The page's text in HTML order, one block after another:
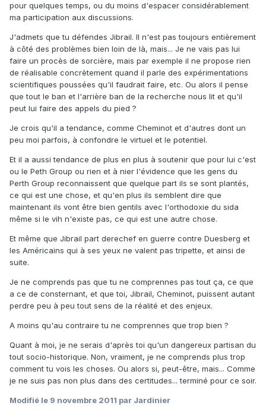
pour quelques temps, ou du moins d'espacer considérablement
ma participation aux discussions.
J'admets que tu défendes Jibrail. Il n'est pas toujours entièrement
à côté des problèmes bien loin de là, mais... Je ne vais pas lui
faire un procès de sorcière, mais par exemple il ne propose rien
de réalisable concrètement quand il parle des expérimentations
scientifiques poussées qu'il faudrait faire, etc. Ou alors il pense
que tout le ban et l'arrière ban de la recherche nous lit et qu'il
peut lui faire des appels du pied ?
Je crois qu'il a tendance, comme Cheminot et d'autres dont un
peu moi parfois, à confondre le virtuel et le potentiel.
Et il a aussi tendance de plus en plus à soutenir que pour lui c'est
ou le Peth Group ou rien et à nier l'évidence que les gens du
Perth Group reconnaissent que quelque part ils se sont plantés,
ce qui est une chose, et qu'en plus ils semblent dire que
maintenant ils vont être bien gentils avec l'orthodoxie du sida
même si le vih n'existe pas, ce qui est une autre chose.
Et même que Jibrail part derechef en guerre contre Duesberg et
les Américains qui à ses yeux ne valent pas tripette, et ainsi de
suite.
Je ne comprends pas que tu ne comprennes pas tout ça, ce que
a ce de consternant, et que toi, Jibrail, Cheminot, puissent autant
perdre peu à peu tout sens de la réalité et des enjeux.
A moins qu'au contraire tu ne comprennes que trop bien ?
Quant à moi, je ne serais d'après toi qu'un dangereux partisan du
tout socio-historique. Non, vraiment, je ne comprends plus trop
comment tu vois les choses. Ou alors si, peut-être, mais... Comme
je ne suis pas non plus dans des certitudes... terminé pour ce soir.
Modifié le 9 novembre 2011 par Jardinier